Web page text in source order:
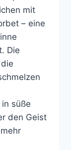
mit
– eine
Die
süße
den Geist